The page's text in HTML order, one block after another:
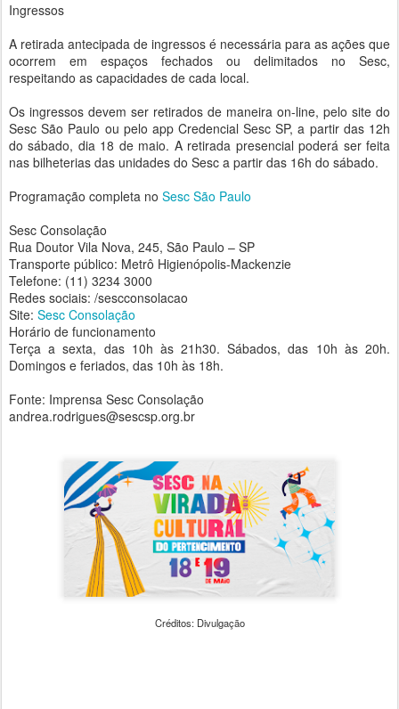
Ingressos
A retirada antecipada de ingressos é necessária para as ações que
ocorrem em espaços fechados ou delimitados no Sesc,
respeitando as capacidades de cada local.
Os ingressos devem ser retirados de maneira on-line, pelo site do
Sesc São Paulo ou pelo app Credencial Sesc SP, a partir das 12h
do sábado, dia 18 de maio. A retirada presencial poderá ser feita
nas bilheterias das unidades do Sesc a partir das 16h do sábado.
Programação completa no Sesc São Paulo
Sesc Consolação
Rua Doutor Vila Nova, 245, São Paulo – SP
Transporte público: Metrô Higienópolis-Mackenzie
Telefone: (11) 3234 3000
Redes sociais: /sescconsolacao
Site: Sesc Consolação
Horário de funcionamento
Terça a sexta, das 10h às 21h30. Sábados, das 10h às 20h.
Domingos e feriados, das 10h às 18h.
Fonte: Imprensa Sesc Consolação
andrea.rodrigues@sescsp.org.br
Créditos: Divulgação